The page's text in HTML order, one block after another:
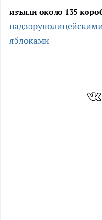
изъяли около 135
надзору
яблоками